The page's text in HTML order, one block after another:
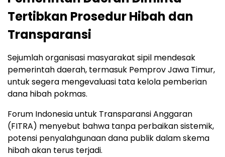
Tertibkan Prosedur Hibah dan
Transparansi
Sejumlah organisasi masyarakat sipil mendesak
pemerintah daerah, termasuk Pemprov Jawa Timur,
untuk segera mengevaluasi tata kelola pemberian
dana hibah pokmas.
Forum Indonesia untuk Transparansi Anggaran
(FITRA) menyebut bahwa tanpa perbaikan sistemik,
potensi penyalahgunaan dana publik dalam skema
hibah akan terus terjadi.